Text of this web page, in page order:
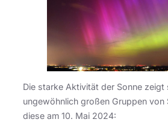
Die starke Aktivität der Sonne zeigt
ungewöhnlich großen Gruppen von
diese am 10. Mai 2024: